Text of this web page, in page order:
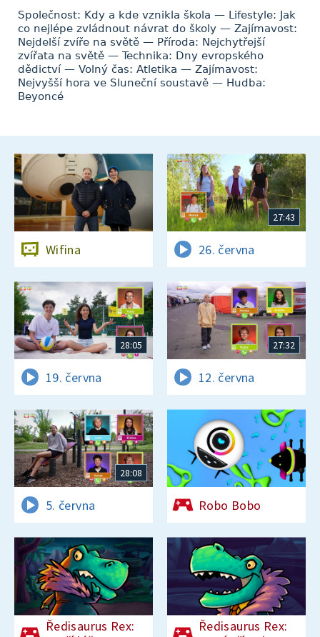
Společnost: Kdy a kde vznikla škola — Lifestyle: Jak
co nejlépe zvládnout návrat do školy — Zajímavost:
Nejdelší zvíře na světě — Příroda: Nejchytřejší
zvířata na světě — Technika: Dny evropského
dědictví — Volný čas: Atletika — Zajímavost:
Nejvyšší hora ve Sluneční soustavě — Hudba:
Beyoncé
Wifina
27:43
26. června
28:05
19. června
27:32
12. června
28:08
5. června Robo Bobo
Ředisaurus Rex:
Ředisaurus Rex: